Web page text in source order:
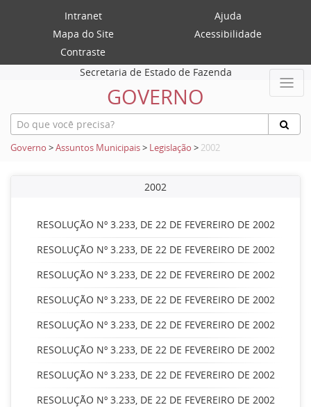
Intranet
Ajuda
Mapa do Site
Acessibilidade
Contraste
Secretaria de Estado de Fazenda
GOVERNO
Governo >Assuntos Municipais> Legislação > 2002
2002
RESOLUÇÃO Nº 3.233, DE 22 DE FEVEREIRO DE 2002
RESOLUÇÃO Nº 3.233, DE 22 DE FEVEREIRO DE 2002
RESOLUÇÃO Nº 3.233, DE 22 DE FEVEREIRO DE 2002
RESOLUÇÃO Nº 3.233, DE 22 DE FEVEREIRO DE 2002
RESOLUÇÃO Nº 3.233, DE 22 DE FEVEREIRO DE 2002
RESOLUÇÃO Nº 3.233, DE 22 DE FEVEREIRO DE 2002
RESOLUÇÃO Nº 3.233, DE 22 DE FEVEREIRO DE 2002
RESOLUÇÃO Nº 3.233, DE 22 DE FEVEREIRO DE 2002